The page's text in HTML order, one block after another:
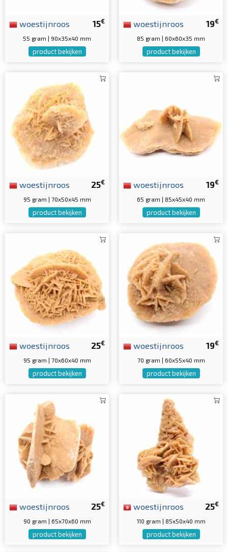
15€
woestijnroos
55 gram | 90x35x40 mm
product bekijken
19€
woestijnroos
85 gram | 60x60x35 mm
product bekijken
25€
woestijnroos
95 gram | 70x50x45 mm
product bekijken
19€
woestijnroos
65 gram | 85x45x40 mm
product bekijken
25€
woestijnroos
95 gram | 70x60x40 mm
product bekijken
19€
woestijnroos
70 gram | 60x55x40 mm
product bekijken
25€
woestijnroos
90 gram | 65x70x60 mm
product bekijken
25€
woestijnroos
110 gram | 85x50x40 mm
product bekijken